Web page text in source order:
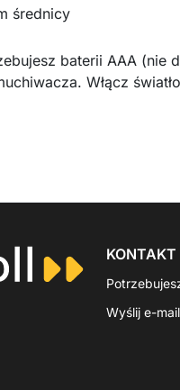
średnicy
baterii AAA (nie
Włącz
KONTAKT
Wyślij e-